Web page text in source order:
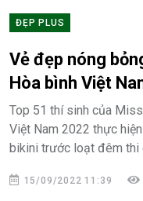
ĐẸP PLUS
Vẻ đẹp nóng
Hòa bình Việt
Top 51 thí sinh của
Việt Nam 2022 thực
bikini trước loạt đêm thi
15/09/2022 11:39